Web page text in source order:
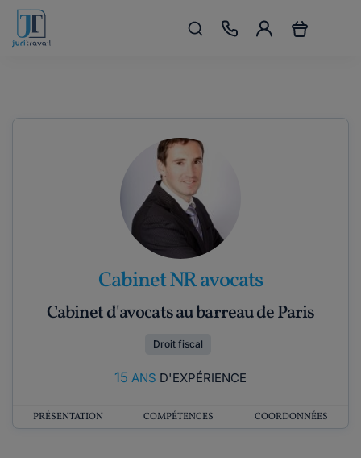
Cabinet NR avocats
Cabinet d'avocats au barreau de Paris
Droit fiscal
15 ANS D'EXPÉRIENCE
PRÉSENTATION COMPÉTENCES COORDONNÉES